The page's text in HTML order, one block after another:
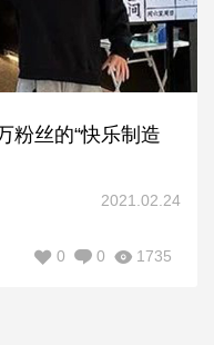
粉丝的“快乐制造
2021.02.24
1735
0
0